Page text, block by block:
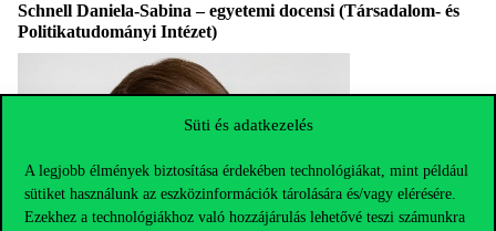
Süti és adatkezelés
A legjobb élmények biztosítása érdekében technológiákat, mint például
sütiket használunk az eszközinformációk tárolására és/vagy elérésére.
Ezekhez a technológiákhoz való hozzájárulás lehetővé teszi számunkra
Schnell Daniela-Sabina – egyetemi docensi (Társadalom- és
Politikatudományi Intézet)